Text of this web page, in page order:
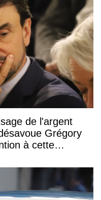
de l'argent
Grégory
à cette